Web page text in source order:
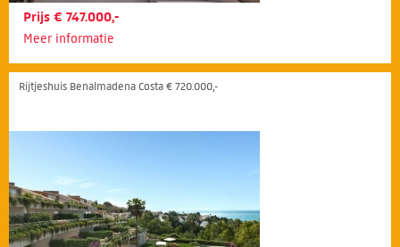
Prijs € 747.000,-
Meer informatie
Rijtjeshuis Benalmadena Costa € 720.000,-